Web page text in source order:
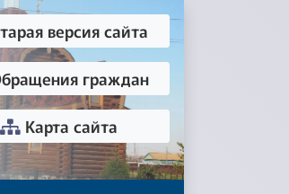
версия сайта
граждан
Карта сайта